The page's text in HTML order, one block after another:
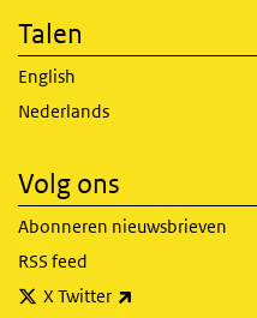
Talen
English
Nederlands
Volg ons
Abonneren nieuwsbrieven
RSS feed
X Twitter